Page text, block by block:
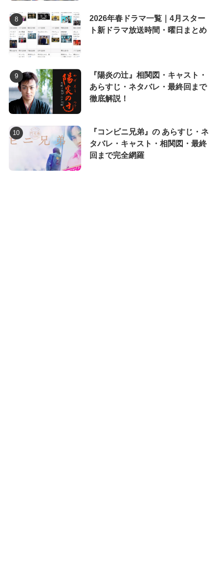
2026年春ドラマ一覧｜4月スター
ト新ドラマ放送時間・曜日まとめ
『陽炎の辻』相関図・キャスト・
あらすじ・ネタバレ・最終回まで
徹底解説！
『コンビニ兄弟』の あらすじ・ネ
タバレ・キャスト・相関図・最終
回まで完全網羅